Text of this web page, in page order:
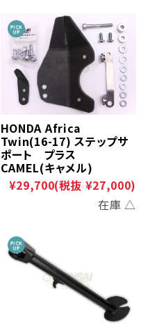
HONDA Africa
Twin(16-17) ステップサ
ポート プラス
CAMEL(キャメル)
¥29,700(税抜 ¥27,000)
在庫 △